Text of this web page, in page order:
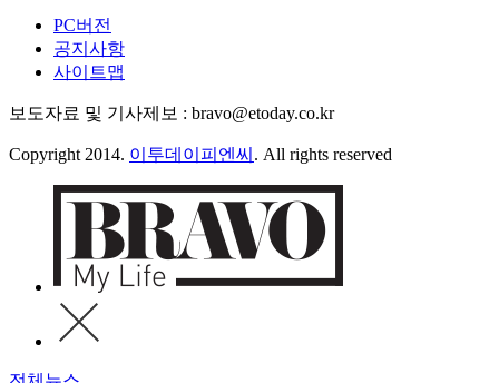
PC버전
공지사항
사이트맵
보도자료 및 기사제보 : bravo@etoday.co.kr
Copyright 2014. 이투데이피엔씨 . All rights reserved